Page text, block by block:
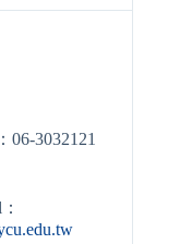
06-3032121